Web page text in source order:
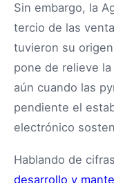
Sin embargo, la
tercio de las
tuvieron su
pone de relieve
aún cuando las
pendiente el
electrónico
Hablando de
desarrollo y